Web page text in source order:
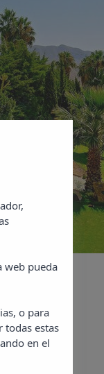
web pueda
o para
todas estas
en el